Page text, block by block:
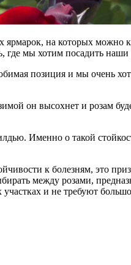
ярмарок, на которых
где мы хотим посадить наши
позиция и мы очень
он высохнет и розам
Именно о такой
к болезням, это
между розами,
и не требуют